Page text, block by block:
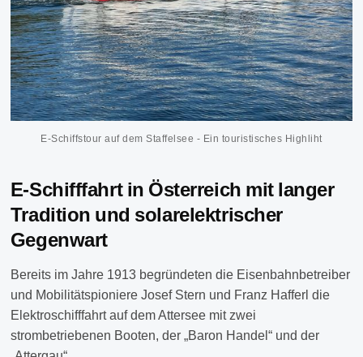
E-Schiffstour auf dem Staffelsee - Ein touristisches Highliht
E-Schifffahrt in Österreich mit langer
Tradition und solarelektrischer
Gegenwart
Bereits im Jahre 1913 begründeten die Eisenbahnbetreiber
und Mobilitätspioniere Josef Stern und Franz Hafferl die
Elektroschifffahrt auf dem Attersee mit zwei
strombetriebenen Booten, der „Baron Handel“ und der